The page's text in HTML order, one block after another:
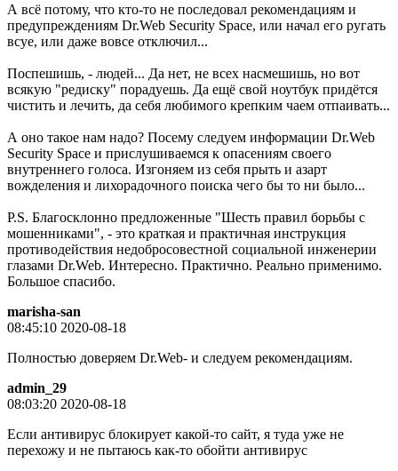
А всё потому, что кто-то не последовал рекомендациям и
предупреждениям Dr.Web Security Space, или начал его ругать
всуе, или даже вовсе отключил...
Поспешишь, - людей... Да нет, не всех насмешишь, но вот
всякую "редиску" порадуешь. Да ещё свой ноутбук придётся
чистить и лечить, да себя любимого крепким чаем отпаивать...
А оно такое нам надо? Посему следуем информации Dr.Web
Security Space и прислушиваемся к опасениям своего
внутреннего голоса. Изгоняем из себя прыть и азарт
вожделения и лихорадочного поиска чего бы то ни было...
P.S. Благосклонно предложенные "Шесть правил борьбы с
мошенниками", - это краткая и практичная инструкция
противодействия недобросовестной социальной инженерии
глазами Dr.Web. Интересно. Практично. Реально применимо.
Большое спасибо.
marisha-san
08:45:10 2020-08-18
Полностью доверяем Dr.Web- и следуем рекомендациям.
admin_29
08:03:20 2020-08-18
Если антивирус блокирует какой-то сайт, я туда уже не
перехожу и не пытаюсь как-то обойти антивирус